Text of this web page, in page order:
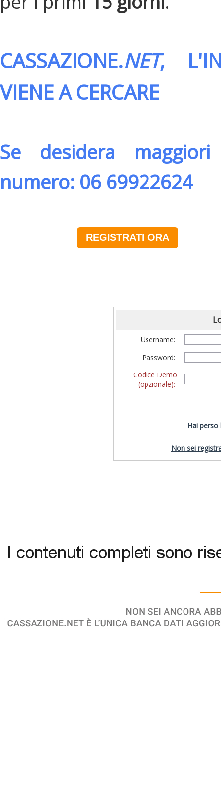
CASSAZIONE.NET,
VIENE A CERCARE
Se desidera
numero: 06 69922624
REGISTRATI ORA
Username:
Password:
Codice Demo
(opzionale):
Hai perso
Non sei